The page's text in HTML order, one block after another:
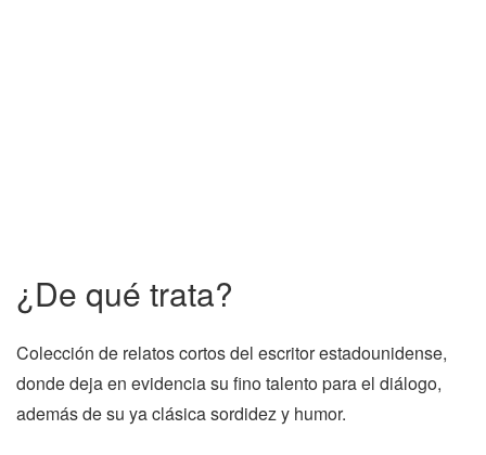
¿De qué trata?
Colección de relatos cortos del escritor estadounidense,
donde deja en evidencia su fino talento para el diálogo,
además de su ya clásica sordidez y humor.